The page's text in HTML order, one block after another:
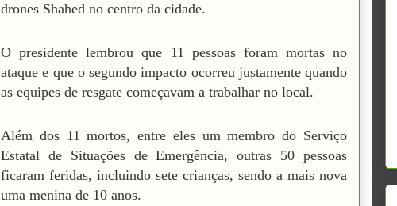
drones Shahed no centro da cidade.
O presidente lembrou que 11 pessoas foram mortas no
ataque e que o segundo impacto ocorreu justamente quando
as equipes de resgate começavam a trabalhar no local.
Além dos 11 mortos, entre eles um membro do Serviço
Estatal de Situações de Emergência, outras 50 pessoas
ficaram feridas, incluindo sete crianças, sendo a mais nova
uma menina de 10 anos.